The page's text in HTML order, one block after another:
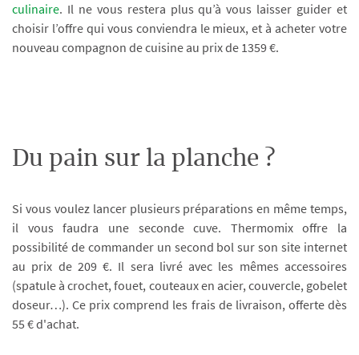
culinaire. Il ne vous restera plus qu’à vous laisser guider et
choisir l’offre qui vous conviendra le mieux, et à acheter votre
nouveau compagnon de cuisine au prix de 1359 €.
Du pain sur la planche ?
Si vous voulez lancer plusieurs préparations en même temps,
il vous faudra une seconde cuve. Thermomix offre la
possibilité de commander un second bol sur son site internet
au prix de 209 €. Il sera livré avec les mêmes accessoires
(spatule à crochet, fouet, couteaux en acier, couvercle, gobelet
doseur…). Ce prix comprend les frais de livraison, offerte dès
55 € d'achat.